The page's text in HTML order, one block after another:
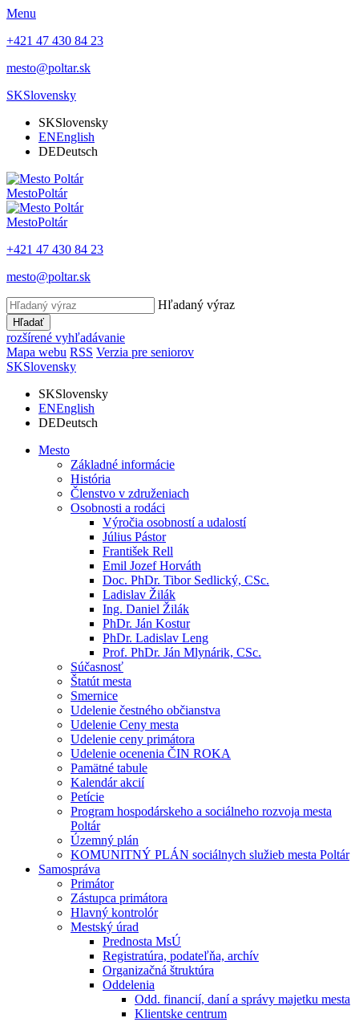
Menu
+421 47 430 84 23
mesto@poltar.sk
SKSlovensky
SKSlovensky
ENEnglish
DEDeutsch
MestoPoltár
MestoPoltár
+421 47 430 84 23
mesto@poltar.sk
Hľadaný výraz
Hľadať
rozšírené vyhľadávanie
Mapa webu RSS Verzia pre seniorov
SKSlovensky
SKSlovensky
ENEnglish
DEDeutsch
Mesto
Základné informácie
História
Členstvo v združeniach
Osobnosti a rodáci
Výročia osobností a udalostí
Július Pástor
František Rell
Emil Jozef Horváth
Doc. PhDr. Tibor Sedlický, CSc.
Ladislav Žilák
Ing. Daniel Žilák
PhDr. Ján Kostur
PhDr. Ladislav Leng
Prof. PhDr. Ján Mlynárik, CSc.
Súčasnosť
Štatút mesta
Smernice
Udelenie čestného občianstva
Udelenie Ceny mesta
Udelenie ceny primátora
Udelenie ocenenia ČIN ROKA
Pamätné tabule
Kalendár akcií
Petície
Program hospodárskeho a sociálneho rozvoja mesta
Poltár
Územný plán
KOMUNITNÝ PLÁN sociálnych služieb mesta Poltár
Samospráva
Primátor
Zástupca primátora
Hlavný kontrolór
Mestský úrad
Prednosta MsÚ
Registratúra, podateľňa, archív
Organizačná štruktúra
Oddelenia
Odd. financií, daní a správy majetku mesta
Klientske centrum